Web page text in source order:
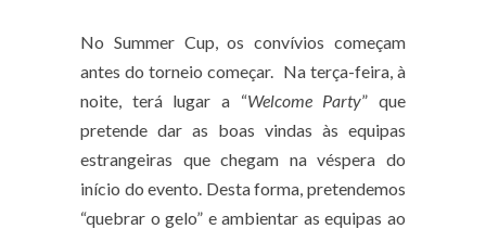
No Summer Cup, os convívios começam
antes do torneio começar. Na terça-feira, à
noite, terá lugar a “Welcome Party” que
pretende dar as boas vindas às equipas
estrangeiras que chegam na véspera do
início do evento. Desta forma, pretendemos
“quebrar o gelo” e ambientar as equipas ao